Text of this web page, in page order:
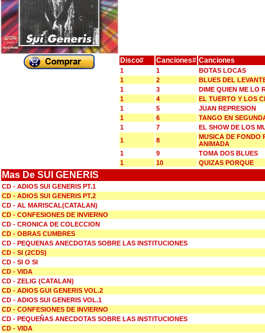
Disco# Canciones# Canciones
1 1
BOTAS LOCAS
1
2
BLUES DEL
1
3
DIME QUIEN ME LO
1
4
EL TUERTO Y LOS
1
5
JUAN REPRESION
1
6
TANGO EN
1
7
EL SHOW DE LOS
1
8
MUSICA DE FONDO
ANIMADA
1
9
TOMA DOS BLUES
1
10 QUIZAS PORQUE
Mas De SUI GENERIS
CD - ADIOS SUI GENERIS PT.1
CD - ADIOS SUI GENERIS PT.2
CD - AL MARISCAL(CATALAN)
CD - CONFESIONES DE INVIERNO
CD - CRONICA DE COLECCION
CD - OBRAS CUMBRES
CD - PEQUENAS ANECDOTAS SOBRE LAS INSTITUCIONES
CD - SI (2CDS)
CD - SI O SI
CD - VIDA
CD - ZELIG (CATALAN)
CD - ADIOS GUI GENERIS VOL.2
CD - ADIOS SUI GENERIS VOL.1
CD - CONFESIONES DE INVIERNO
CD - PEQUEÑAS ANECDOTAS SOBRE LAS INSTITUCIONES
CD - VIDA